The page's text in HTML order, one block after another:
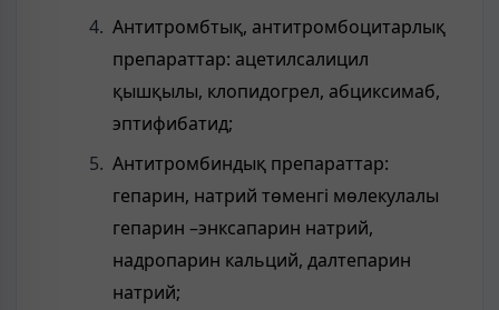
Антитромбтық, антитромбоцитарлық
препараттар: ацетилсалицил
қышқылы, клопидогрел, абциксимаб,
эптифибатид;
Антитромбиндық препараттар:
гепарин, натрий төменгі мөлекулалы
гепарин –энксапарин натрий,
надропарин кальций, далтепарин
натрий;